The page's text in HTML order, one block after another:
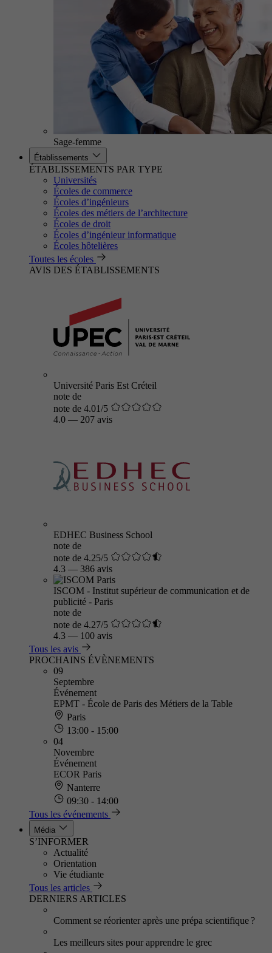
Sage-femme
Établissements
ÉTABLISSEMENTS PAR TYPE
Universités
Écoles de commerce
Écoles d’ingénieurs
Écoles des métiers de l’architecture
Écoles de droit
Écoles d’ingénieur informatique
Écoles hôtelières
Toutes les écoles
AVIS DES ÉTABLISSEMENTS
Université Paris Est Créteil
note de
note de 4.01/5
4.0 — 207 avis
EDHEC Business School
note de
note de 4.25/5
4.3 — 386 avis
ISCOM - Institut supérieur de communication et de
publicité - Paris
note de
note de 4.27/5
4.3 — 100 avis
Tous les avis
PROCHAINS ÉVÈNEMENTS
09
Septembre
Événement
EPMT - École de Paris des Métiers de la Table
Paris
13:00 - 15:00
04
Novembre
Événement
ECOR Paris
Nanterre
09:30 - 14:00
Tous les événements
Média
S’INFORMER
Actualité
Orientation
Vie étudiante
Tous les articles
DERNIERS ARTICLES
Comment se réorienter après une prépa scientifique ?
Les meilleurs sites pour apprendre le grec